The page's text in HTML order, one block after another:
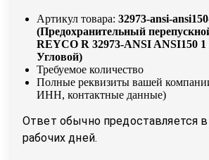
Артикул товара: 32973-ansi-
(Предохранительный
REYCO R 32973-ANSI ANSI150
Угловой)
Требуемое количество
Полные реквизиты вашей
ИНН, контактные данные)
Ответ обычно предоставляется в
рабочих дней.